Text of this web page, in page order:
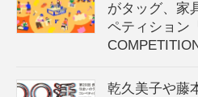
がタッグ、家
ペティション
乾久美子や藤